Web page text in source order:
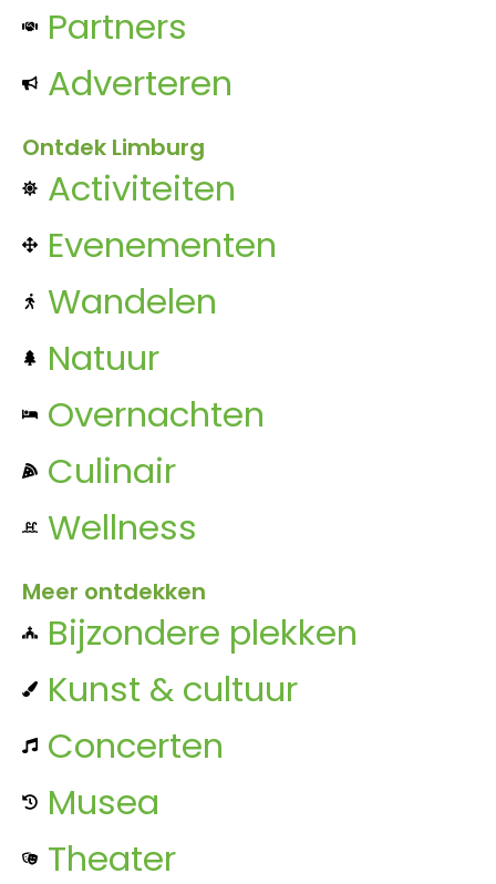
Partners
Adverteren
Ontdek Limburg
Activiteiten
Evenementen
Wandelen
Natuur
Overnachten
Culinair
Wellness
Meer ontdekken
Bijzondere plekken
Kunst & cultuur
Concerten
Musea
Theater